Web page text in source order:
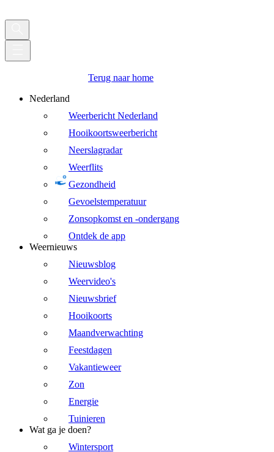
Terug naar home
Nederland
Weerbericht Nederland
Hooikoortsweerbericht
Neerslagradar
Weerflits
Gezondheid
Gevoelstemperatuur
Zonsopkomst en -ondergang
Ontdek de app
Weernieuws
Nieuwsblog
Weervideo's
Nieuwsbrief
Hooikoorts
Maandverwachting
Feestdagen
Vakantieweer
Zon
Energie
Tuinieren
Wat ga je doen?
Wintersport